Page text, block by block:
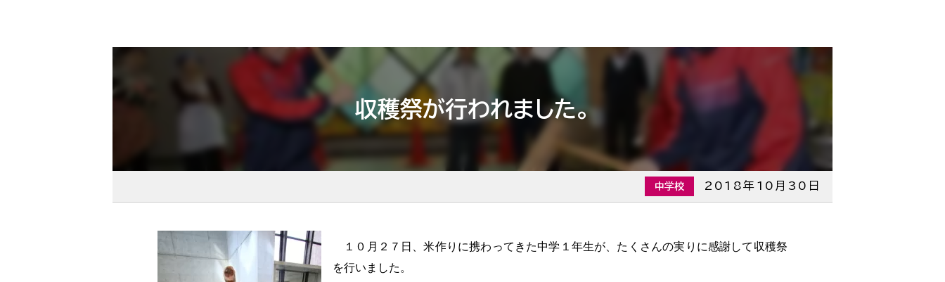
収穫祭が行われました。
中学校 2018年10月30日
１０月２７日、米作りに携わってきた中学１年生が、たくさんの実りに感謝して収穫祭
を行いました。